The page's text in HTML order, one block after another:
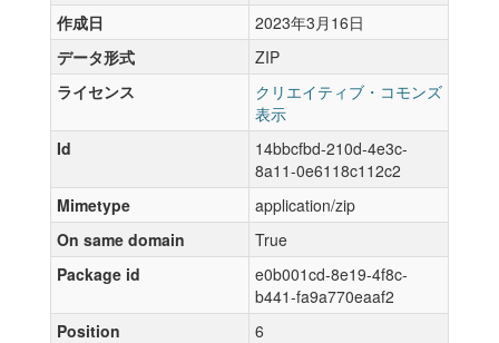
作成日
2023年3月16日
データ形式
ZIP
ライセンス
クリエイティブ・コモンズ
表示
Id
14bbcfbd-210d-4e3c-
8a11-0e6118c112c2
Mimetype
application/zip
On same domain
True
Package id
e0b001cd-8e19-4f8c-
b441-fa9a770eaaf2
Position
6